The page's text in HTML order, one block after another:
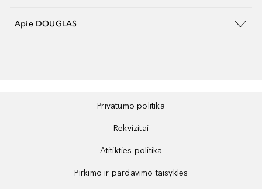
Apie DOUGLAS
Privatumo politika
Rekvizitai
Atitikties politika
Pirkimo ir pardavimo taisyklės